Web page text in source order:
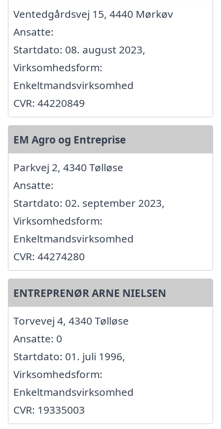
Ventedgårdsvej 15, 4440 Mørkøv
Ansatte:
Startdato: 08. august 2023,
Virksomhedsform:
Enkeltmandsvirksomhed
CVR: 44220849
EM Agro og Entreprise
Parkvej 2, 4340 Tølløse
Ansatte:
Startdato: 02. september 2023,
Virksomhedsform:
Enkeltmandsvirksomhed
CVR: 44274280
ENTREPRENØR ARNE NIELSEN
Torvevej 4, 4340 Tølløse
Ansatte: 0
Startdato: 01. juli 1996,
Virksomhedsform:
Enkeltmandsvirksomhed
CVR: 19335003